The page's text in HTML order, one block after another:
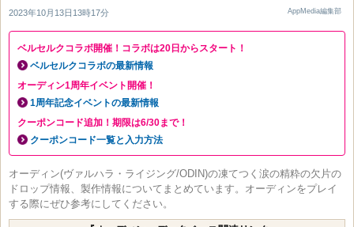
2023年10月13日13時17分 AppMedia編集部
ベルセルクコラボ開催！コラボは20日からスタート！
ベルセルクコラボの最新情報
オーディン1周年イベント開催！
1周年記念イベントの最新情報
クーポンコード追加！期限は6/30まで！
クーポンコード一覧と入力方法
オーディン(ヴァルハラ・ライジング/ODIN)の凍てつく涙の精粋の欠片の
ドロップ情報、製作情報についてまとめています。オーディンをプレイ
する際にぜひ参考にしてください。